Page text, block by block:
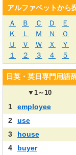
アルファベットから
Ａ
Ｂ Ｃ Ｄ Ｅ
Ｋ
Ｌ Ｍ Ｎ Ｏ
Ｕ
Ｖ Ｗ Ｘ Ｙ
１
２ ３ ４ ５
日英・英日専門用語
▼1～10
1
employee
2
use
3
house
4
buyer